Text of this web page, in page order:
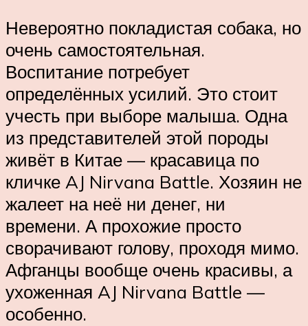
Невероятно покладистая собака, но
очень самостоятельная.
Воспитание потребует
определённых усилий. Это стоит
учесть при выборе малыша. Одна
из представителей этой породы
живёт в Китае — красавица по
кличке AJ Nirvana Battle. Хозяин не
жалеет на неё ни денег, ни
времени. А прохожие просто
сворачивают голову, проходя мимо.
Афганцы вообще очень красивы, а
ухоженная AJ Nirvana Battle —
особенно.